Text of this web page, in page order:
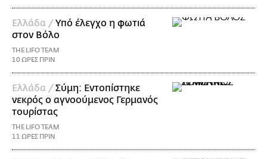
Ελλάδα /Υπό έλεγχο η φωτιά
στον Βόλο
THE LIFO TEAM
10 ΩΡΕΣ ΠΡΙΝ
Ελλάδα /Σύμη: Εντοπίστηκε
νεκρός ο αγνοούμενος Γερμανός
τουρίστας
THE LIFO TEAM
11 ΩΡΕΣ ΠΡΙΝ